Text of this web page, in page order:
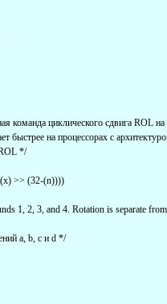
команда циклического сдвига ROL
быстрее на процессорах с
*/
>> (32-(n))))
1, 2, 3, and 4. Rotation is separate
a, b, c и d */